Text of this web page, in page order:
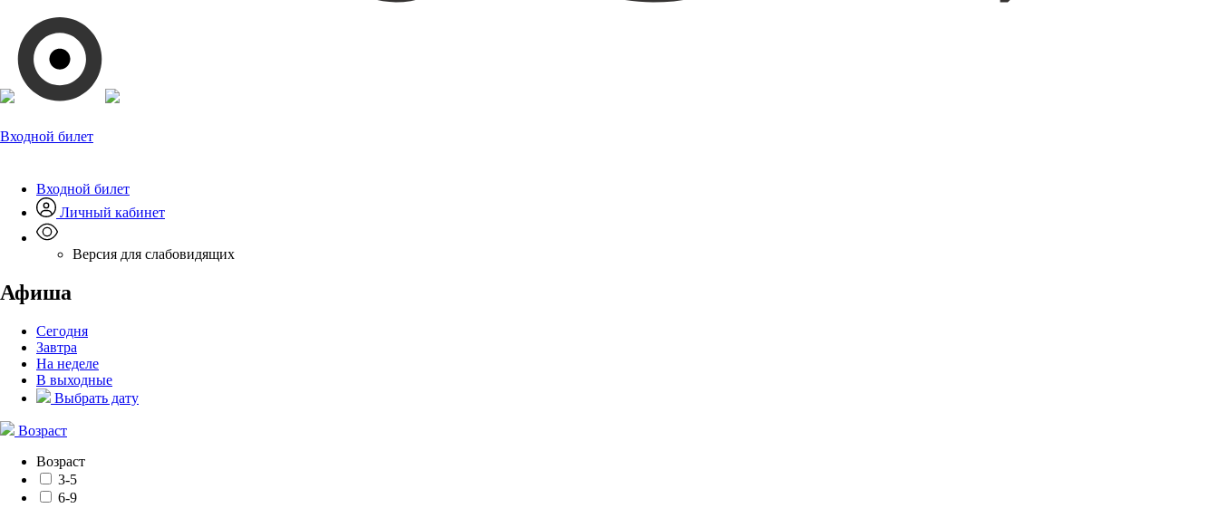
Входной билет
Входной билет
Личный кабинет
Версия для слабовидящих
Афиша
Сегодня
Завтра
На неделе
В выходные
Выбрать дату
Возраст
Возраст
3-5
6-9